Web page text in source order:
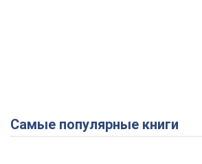
Самые популярные книги